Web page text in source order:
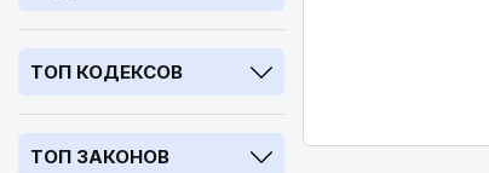
ТОП КОДЕКСОВ
ТОП ЗАКОНОВ